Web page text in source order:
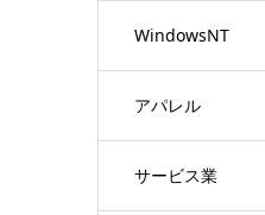
WindowsNT
アパレル
サービス業